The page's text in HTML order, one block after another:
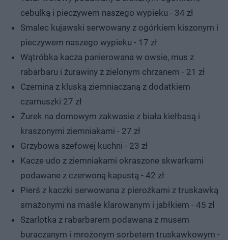
cebulką i pieczywem naszego wypieku - 34 zł
Smalec kujawski serwowany z ogórkiem kiszonym i
pieczywem naszego wypieku - 17 zł
Wątróbka kacza panierowana w owsie, mus z
rabarbaru i żurawiny z zielonym chrzanem - 21 zł
Czernina z kluską ziemniaczaną z dodatkiem
czarnuszki 27 zł
Żurek na domowym zakwasie z biała kiełbasą i
kraszonymi ziemniakami - 27 zł
Grzybowa szefowej kuchni - 23 zł
Kacze udo z ziemniakami okraszone skwarkami
podawane z czerwoną kapustą - 42 zł
Pierś z kaczki serwowana z pierożkami z truskawką
smażonymi na maśle klarowanym i jabłkiem - 45 zł
Szarlotka z rabarbarem podawana z musem
buraczanym i mrożonym sorbetem truskawkowym -